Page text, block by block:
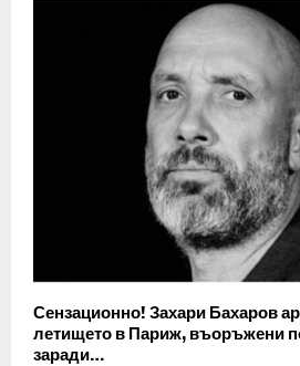
Сензационно! Захари Бахаров
летището в Париж, въоръжени
заради…